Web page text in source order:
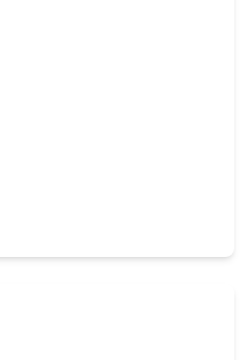
ฟ
หาดและกลับมา